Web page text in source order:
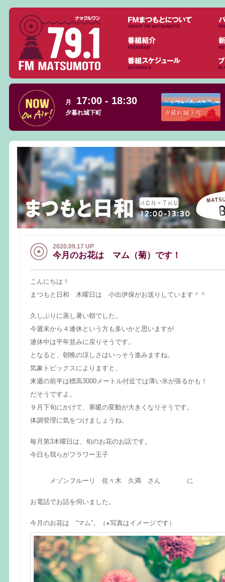
月 17:00 - 18:30
夕暮れ城下町
2020.09.17 UP
今月のお花は マム（菊）です！
こんにちは！
まつもと日和 木曜日は 小出伊保がお送りしています＾＾
久しぶりに蒸し暑い朝でした。
今週末から４連休という方も多いかと思いますが
連休中は平年並みに戻りそうです。
となると、朝晩の涼しさはいっそう進みますね。
気象トピックスによりますと、
来週の前半は標高3000メートル付近では薄い氷が張るかも！
だそうですよ。
９月下旬にかけて、寒暖の変動が大きくなりそうです。
体調管理に気をつけましょうね。
毎月第3木曜日は、旬のお花のお話です。
今日も我らがフラワー王子
メゾンフルーリ 佐々木 久満 さん に
お電話でお話を伺いました。
今月のお花は “マム”。（※写真はイメージです）